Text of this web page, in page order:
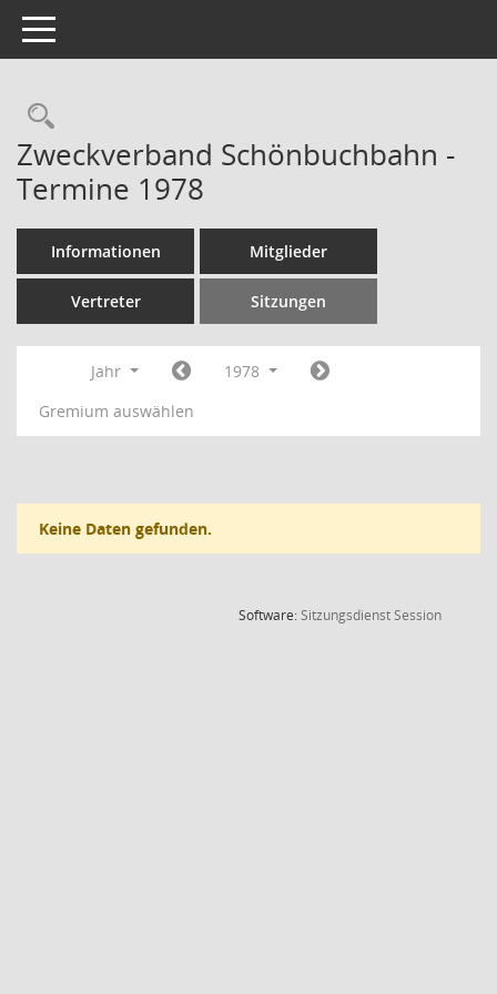
Toggle navigation
Rechercheauswahl
Zweckverband Schönbuchbahn -
Termine 1978
Informationen Mitglieder
Vertreter Sitzungen
Jahr
1978
Gremium auswählen
Keine Daten gefunden.
Software:SitzungsdienstSession(Wird in